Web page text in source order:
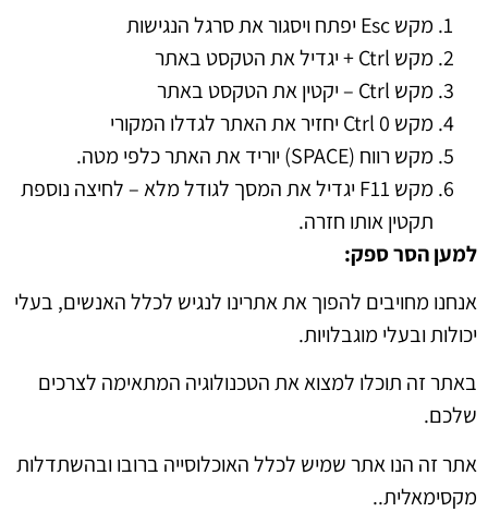
מקש Esc יפתח ויסגור את סרגל הנגישות
מקש Ctrl + יגדיל את הטקסט באתר
מקש Ctrl – יקטין את הטקסט באתר
מקש Ctrl 0 יחזיר את האתר לגדלו המקורי
מקש רווח (SPACE) יוריד את האתר כלפי מטה.
מקש F11 יגדיל את המסך לגודל מלא – לחיצה נוספת
תקטין אותו חזרה.
למען הסר ספק:
אנחנו מחויבים להפוך את אתרינו לנגיש לכלל האנשים, בעלי
יכולות ובעלי מוגבלויות.
באתר זה תוכלו למצוא את הטכנולוגיה המתאימה לצרכים
שלכם.
אתר זה הנו אתר שמיש לכלל האוכלוסייה ברובו ובהשתדלות
מקסימאלית..